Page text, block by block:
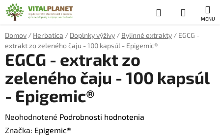
Prejsť
na
obsah
Hľadať
KOŠÍK
Domov / Herbatica / Doplnky výživy / Bylinné extrakty / EGCG -
extrakt zo zeleného čaju - 100 kapsúl - Epigemic®
EGCG - extrakt zo
zeleného čaju - 100 kapsúl
- Epigemic®
Priemerné
hodnotenie
Neohodnotené Podrobnosti hodnotenia
Značka: Epigemic®